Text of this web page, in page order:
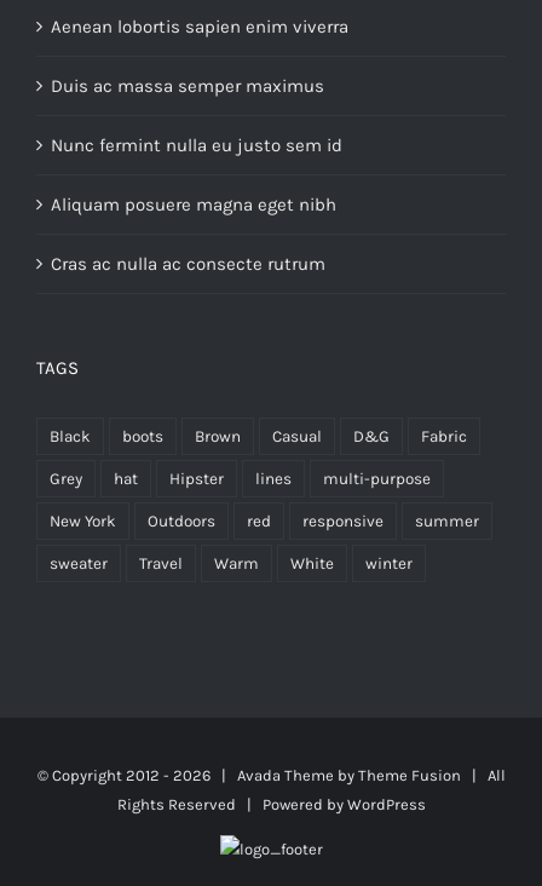
Aenean lobortis sapien enim viverra
Duis ac massa semper maximus
Nunc fermint nulla eu justo sem id
Aliquam posuere magna eget nibh
Cras ac nulla ac consecte rutrum
TAGS
Black boots Brown Casual D&G Fabric
Grey hat Hipster lines multi-purpose
New York Outdoors red responsive summer
sweater Travel Warm White winter
© Copyright 2012 - 2026 | Avada Theme by Theme Fusion | All
Rights Reserved | Powered by WordPress